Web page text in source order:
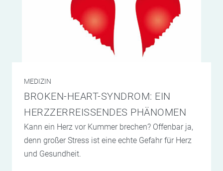
MEDIZIN
BROKEN-HEART-SYNDROM: EIN
HERZZERREISSENDES PHÄNOMEN
Kann ein Herz vor Kummer brechen? Offenbar ja,
denn großer Stress ist eine echte Gefahr für Herz
und Gesundheit.